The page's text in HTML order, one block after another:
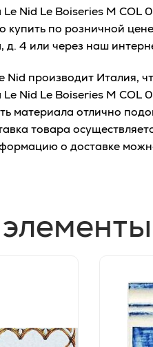
Nid Le Boiseries M COL
купить по розничной
4 или через наш
производит Италия,
Le Nid Le Boiseries M
материала отлично
товара
о доставке